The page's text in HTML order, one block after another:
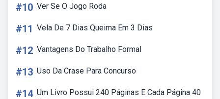
#10 Ver Se O Jogo Roda
#11 Vela De 7 Dias Queima Em 3 Dias
#12 Vantagens Do Trabalho Formal
#13 Uso Da Crase Para Concurso
#14 Um Livro Possui 240 Páginas E Cada Página 40